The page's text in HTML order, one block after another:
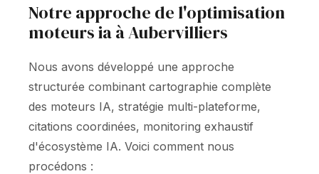
Notre approche de l'optimisation
moteurs ia à Aubervilliers
Nous avons développé une approche
structurée combinant cartographie complète
des moteurs IA, stratégie multi-plateforme,
citations coordinées, monitoring exhaustif
d'écosystème IA. Voici comment nous
procédons :